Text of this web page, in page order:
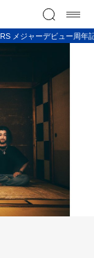
メジャーデビュー周